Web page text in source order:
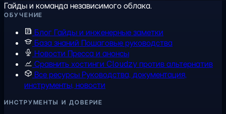
Гайды и команда независимого облака.
ОБУЧЕНИЕ
Блог Гайды и инженерные заметки
База знаний Пошаговые руководства
Новости Пресса и анонсы
Сравнить хостинги Cloudzy против альтернатив
Все ресурсыРуководства, документация,
инструменты, новости
ИНСТРУМЕНТЫ И ДОВЕРИЕ